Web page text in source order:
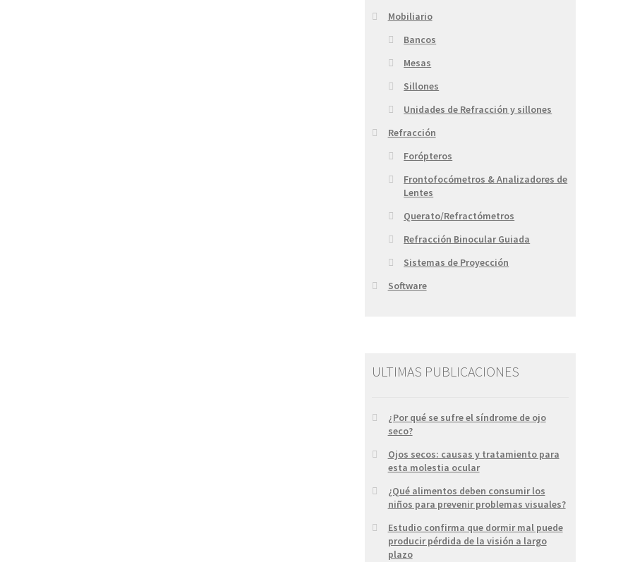
Mobiliario
Bancos
Mesas
Sillones
Unidades de Refracción y sillones
Refracción
Forópteros
Frontofocómetros & Analizadores de
Lentes
Querato/Refractómetros
Refracción Binocular Guiada
Sistemas de Proyección
Software
ULTIMAS PUBLICACIONES
¿Por qué se sufre el síndrome de ojo
seco?
Ojos secos: causas y tratamiento para
esta molestia ocular
¿Qué alimentos deben consumir los
niños para prevenir problemas visuales?
Estudio confirma que dormir mal puede
producir pérdida de la visión a largo
plazo